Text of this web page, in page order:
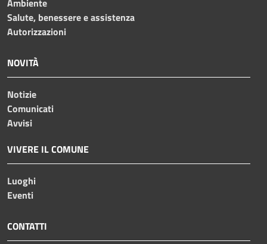
Salute, benessere e assistenza
Autorizzazioni
NOVITÀ
Notizie
Comunicati
Avvisi
VIVERE IL COMUNE
Luoghi
Eventi
CONTATTI